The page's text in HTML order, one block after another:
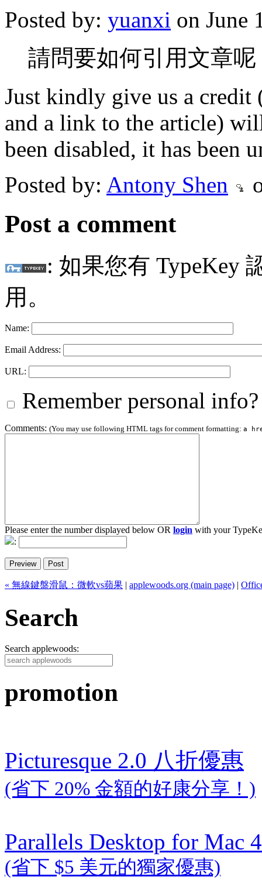
Posted by: yuanxi on June
請問要如何引用文章呢
Just kindly give us a
and a link to the article)
been disabled, it has been
Posted by: Antony Shen
Post a comment
: 如果您有 TypeKey
用。
Name:
Email Address:
URL:
Remember personal info?
Comments: (You may use following HTML tags for comment formatting: a
Please enter the number displayed below OR login with your
:
« 無線鍵盤滑鼠：微軟vs蘋果 | applewoods.org (main page) |
Search
Search applewoods:
promotion
Picturesque 2.0 八折優惠
(省下 20% 金額的好康分享！)
Parallels Desktop for Mac
(省下 $5 美元的獨家優惠)